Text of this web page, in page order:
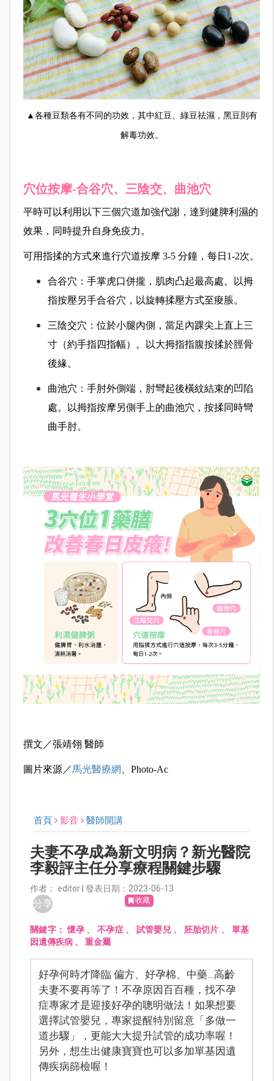
▲各種豆類各有不同的功效，其中紅豆、綠豆祛濕，黑豆則有
解毒功效。
穴位按摩-合谷穴、三陰交、曲池穴
平時可以利用以下三個穴道加強代謝，達到健脾利濕的
效果，同時提升自身免疫力。
可用指揉的方式來進行穴道按摩 3-5 分鐘，每日1-2次。
合谷穴：手掌虎口併攏，肌肉凸起最高處。以拇
指按壓另手合谷穴，以旋轉揉壓方式至痠脹。
三陰交穴：位於小腿內側，當足內踝尖上直上三
寸（約手指四指幅）。以大拇指指腹按揉於脛骨
後緣。
曲池穴：手肘外側端，肘彎起後橫紋結束的凹陷
處。以拇指按摩另側手上的曲池穴，按揉同時彎
曲手肘。
撰文／張靖翎 醫師
圖片來源／馬光醫療網 、Photo-Ac
首頁 影音 醫師開講
夫妻不孕成為新文明病？新光醫院
李毅評主任分享療程關鍵步驟
作者： editor | 發表日期：2023-06-13
分享 收藏
關鍵字：懷孕 、 不孕症、 試管嬰兒、 胚胎切片 、 單基
因遺傳疾病 、重金屬
好孕何時才降臨 偏方、好孕棉、中藥…高齡
夫妻不要再等了！不孕原因百百種，找不孕
症專家才是迎接好孕的聰明做法！如果想要
選擇試管嬰兒，專家提醒特別留意「多做一
道步驟」，更能大大提升試管的成功率喔！
另外，想生出健康寶寶也可以多加單基因遺
傳疾病篩檢喔！